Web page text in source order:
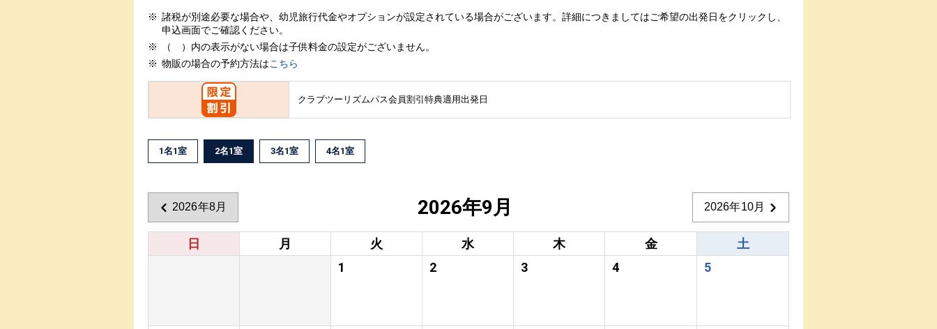
諸税が別途必要な場合や、幼児旅行代金やオプションが設定されている場合がございます。詳細につきましてはご希望の出発日をクリックし、
申込画面でご確認ください。
（ ）内の表示がない場合は子供料金の設定がございません。
物販の場合の予約方法はこちら
クラブツーリズムパス会員割引特典適用出発日
1名1室 2名1室 3名1室 4名1室
2026年8月 2026年9月 2026年10月
日 月 火 水 木 金
土
1
2 3 4 5